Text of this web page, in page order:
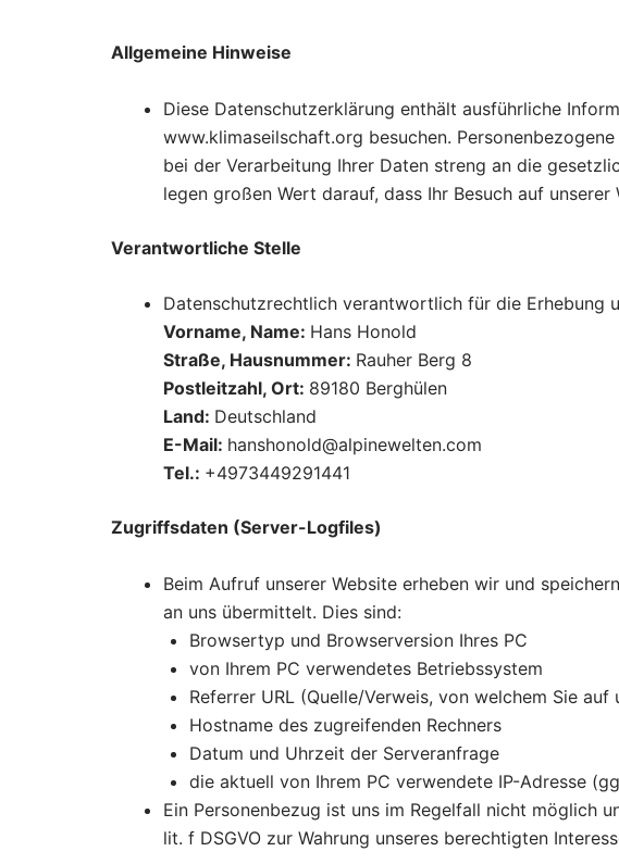
Allgemeine Hinweise
Diese Datenschutzerklärung enthält ausführliche
www.klimaseilschaft.org besuchen.
bei der Verarbeitung Ihrer Daten streng an die
legen großen Wert darauf, dass Ihr Besuch auf
Verantwortliche Stelle
Datenschutzrechtlich verantwortlich für die Erhebung
Vorname, Name: Hans Honold
Straße, Hausnummer: Rauher Berg 8
Postleitzahl, Ort: 89180 Berghülen
Land: Deutschland
E-Mail: hanshonold@alpinewelten.com
Tel.: +4973449291441
Zugriffsdaten (Server-Logfiles)
Beim Aufruf unserer Website erheben wir und
an uns übermittelt. Dies sind:
Browsertyp und Browserversion Ihres PC
von Ihrem PC verwendetes Betriebssystem
Referrer URL (Quelle/Verweis, von welchem Sie auf
Hostname des zugreifenden Rechners
Datum und Uhrzeit der Serveranfrage
die aktuell von Ihrem PC verwendete IP-Adresse
Ein Personenbezug ist uns im Regelfall nicht möglich
lit. f DSGVO zur Wahrung unseres berechtigten